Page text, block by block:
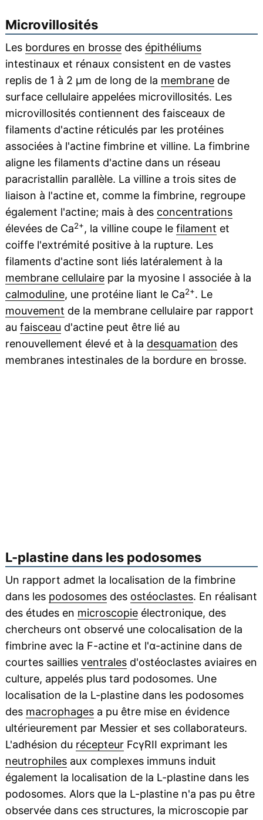
Microvillosités
Les bordures en brossedes épithéliums
intestinaux et rénaux consistent en de vastes
replis de 1 à 2 μm de long de la membranede
surface cellulaire appelées microvillosités. Les
microvillosités contiennent des faisceaux de
filaments d'actine réticulés par les protéines
associées à l'actine fimbrine et villine. La fimbrine
aligne les filaments d'actine dans un réseau
paracristallin parallèle. La villine a trois sites de
liaison à l'actine et, comme la fimbrine, regroupe
également l'actine; mais à des concentrations
élevées de Ca2+, la villine coupe le filament et
coiffe l'extrémité positive à la rupture. Les
filaments d'actine sont liés latéralement à la
membrane cellulairepar la myosine I associée à la
calmoduline, une protéine liant le Ca2+. Le
mouvement de la membrane cellulaire par rapport
au faisceau d'actine peut être lié au
renouvellement élevé et à la desquamation des
membranes intestinales de la bordure en brosse.
L-plastine dans les podosomes
Un rapport admet la localisation de la fimbrine
dans les podosomesdes ostéoclastes. En réalisant
des études en microscopieélectronique, des
chercheurs ont observé une colocalisation de la
fimbrine avec la F-actine et l'α-actinine dans de
courtes saillies ventralesd'ostéoclastes aviaires en
culture, appelés plus tard podosomes. Une
localisation de la L-plastine dans les podosomes
des macrophagesa pu être mise en évidence
ultérieurement par Messier et ses collaborateurs.
L'adhésion du récepteurFcγRII exprimant les
neutrophilesaux complexes immuns induit
également la localisation de la L-plastine dans les
podosomes. Alors que la L-plastine n'a pas pu être
observée dans ces structures, la microscopie par